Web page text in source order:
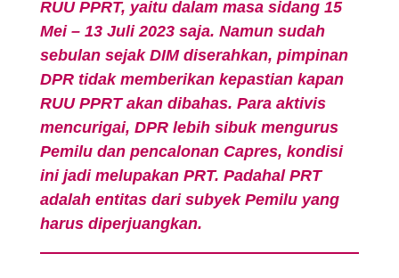
RUU PPRT, yaitu dalam masa sidang 15
Mei – 13 Juli 2023 saja. Namun sudah
sebulan sejak DIM diserahkan, pimpinan
DPR tidak memberikan kepastian kapan
RUU PPRT akan dibahas. Para aktivis
mencurigai, DPR lebih sibuk mengurus
Pemilu dan pencalonan Capres, kondisi
ini jadi melupakan PRT. Padahal PRT
adalah entitas dari subyek Pemilu yang
harus diperjuangkan.